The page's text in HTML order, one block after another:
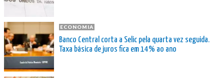
ECONOMIA
Banco Central corta a Selic pela quarta vez seguida.
Taxa básica de juros fica em 14% ao ano